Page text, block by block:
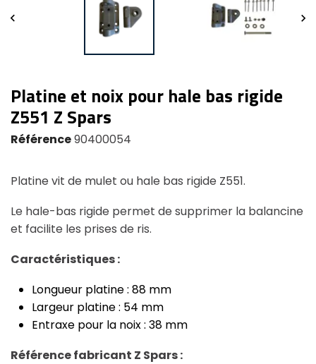
 
Platine et noix pour hale bas rigide
Z551 Z Spars
Référence90400054
Platine vit de mulet ou hale bas rigide Z551.
Le hale-bas rigide permet de supprimer la balancine
et facilite les prises de ris.
Caractéristiques :
Longueur platine : 88 mm
Largeur platine : 54 mm
Entraxe pour la noix : 38 mm
Référence fabricant Z Spars :